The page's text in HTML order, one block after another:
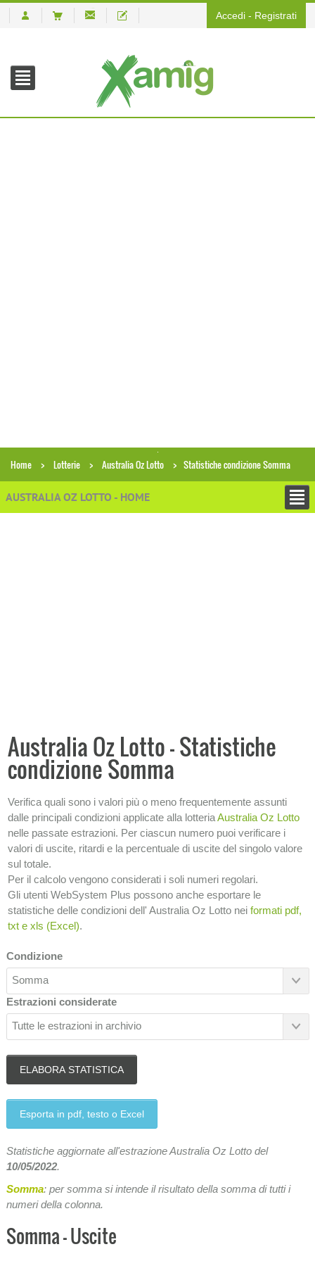
Accedi - Registrati
Home Lotterie Australia Oz Lotto Statistiche condizione Somma
AUSTRALIA OZ LOTTO - HOME
Ambi con capogioco
Terni
Condizioni
Analisi frequenze storiche
SISTEMI
INFORMAZIONI SULLA LOTTERIA
Australia Oz Lotto - Statistiche
condizione Somma
Verifica quali sono i valori più o meno frequentemente assunti
dalle principali condizioni applicate alla lotteriaAustralia Oz Lotto
nelle passate estrazioni. Per ciascun numero puoi verificare i
valori di uscite, ritardi e la percentuale di uscite del singolo valore
sul totale.
Per il calcolo vengono considerati i soli numeri regolari.
Gli utenti WebSystem Plus possono anche esportare le
statistiche delle condizioni dell' Australia Oz Lotto nei formati pdf,
txt e xls (Excel).
Condizione
Somma
Estrazioni considerate
Tutte le estrazioni in archivio
Esporta in pdf, testo o Excel
Statistiche aggiornate all'estrazione Australia Oz Lotto del
10/05/2022.
Somma: per somma si intende il risultato della somma di tutti i
numeri della colonna.
Somma - Uscite